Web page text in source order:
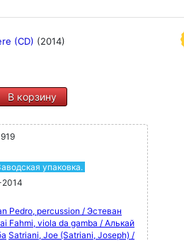
(CD) (2014)
В корзину
упаковка.
Pedro, percussion / Эстеван
Fahmi, viola da gamba / Алькай
Satriani, Joe (Satriani, Joseph) /